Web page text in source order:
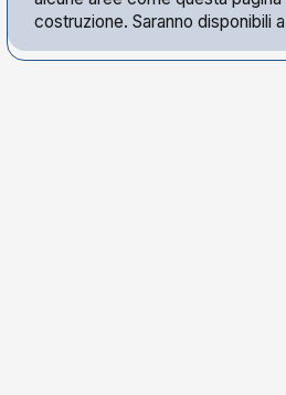
costruzione. Saranno disponibili